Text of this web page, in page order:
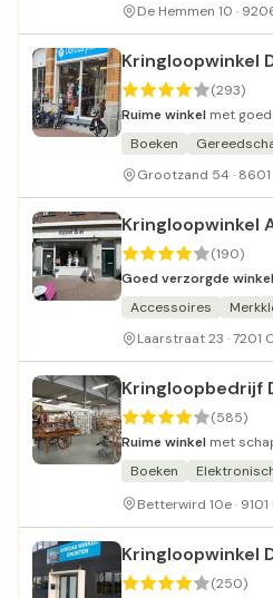
De Hemmen 10 ·
Kringloopwinkel
(293)
Ruime winkel met
elektronica en boeken.
Boeken
Grootzand 54 · 8601
Kringloopwinkel
(190)
Goed verzorgde winkel
kleding kwaliteit.
Accessoires
Laarstraat 23 · 7201
Kringloopbedrijf
(585)
Ruime winkel met
personeel.
Boeken
Betterwird 10e · 9101
Kringloopwinkel
(250)